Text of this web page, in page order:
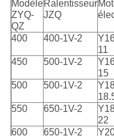
Modèle
ZYQ-
QZ
Ralentisseur
JZQ
400 400-1V-2
11
450 500-1V-2
15
500 500-1V-2
550 650-1V-2
22
600 650-1V-2